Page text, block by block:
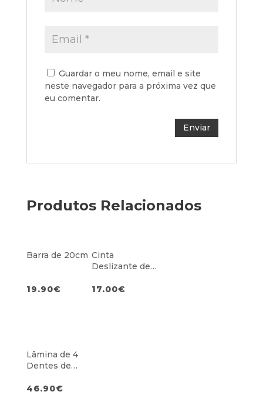
Guardar o meu nome, email e site
neste navegador para a próxima vez que
eu comentar.
Produtos Relacionados
Barra de 20cm
19.90€
Cinta
Deslizante de
17.00€
Lâmina de 4
Dentes de
46.90€